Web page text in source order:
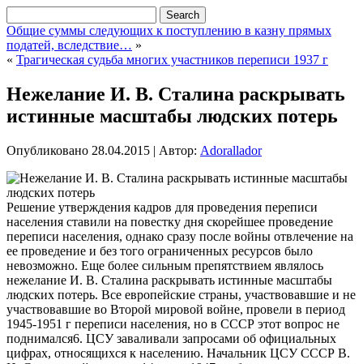
Общие суммы следующих к поступлению в казну прямых
податей, вследствие… »
« Трагическая судьба многих участников переписи 1937 г
Нежелание И. В. Сталина раскрывать
истинные масштабы людских потерь
Опубликовано 28.04.2015 | Автор: Adorallador
Решение утверждения кадров для проведения переписи
населения ставили на повестку дня скорейшее проведение
переписи населения, однако сразу после войны отвлечение на
ее проведение и без того ограниченных ресурсов было
невозможно. Еще более сильным препятствием являлось
нежелание И. В. Сталина раскрывать истинные масштабы
людских потерь. Все европейские страны, участвовавшие и не
участвовавшие во Второй мировой войне, провели в период
1945-1951 г переписи населения, но в СССР этот вопрос не
поднимался6. ЦСУ заваливали запросами об официальных
цифрах, относящихся к населению. Начальник ЦСУ СССР В.